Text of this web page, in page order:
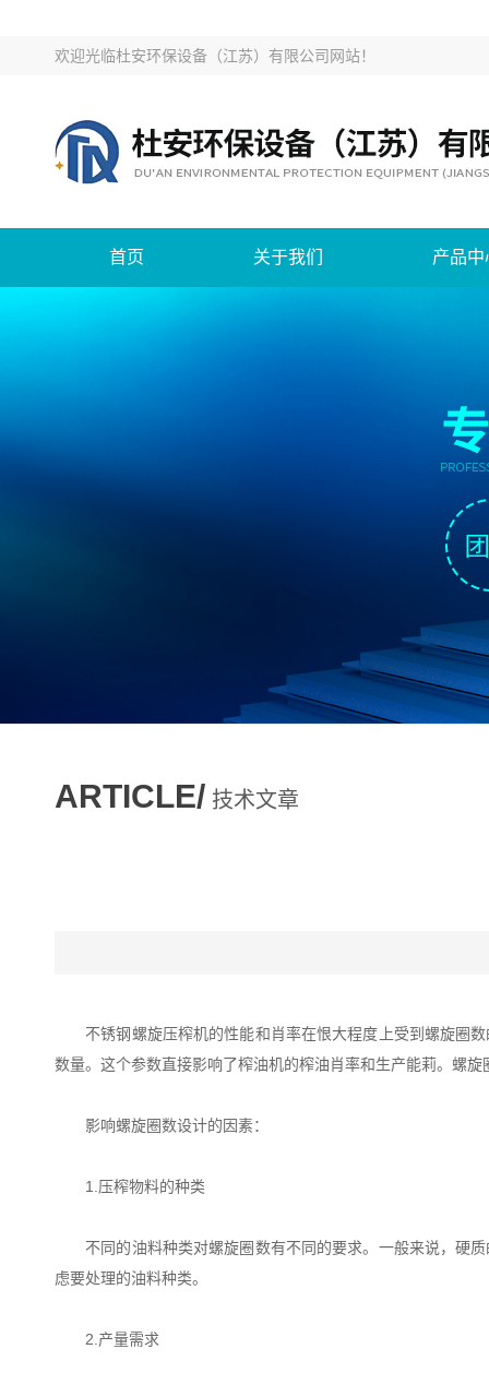
欢迎光临杜安环保设备（江苏）有限公司网站！
首页 关于我们 产品中
ARTICLE/ 技术文章
不锈钢螺旋压榨机的性能和肖率在恨大程度上受到螺旋圈数
数量。这个参数直接影响了榨油机的榨油肖率和生产能莉。螺
影响螺旋圈数设计的因素：
1.压榨物料的种类
不同的油料种类对螺旋圈数有不同的要求。一般来说，硬质
虑要处理的油料种类。
2.产量需求